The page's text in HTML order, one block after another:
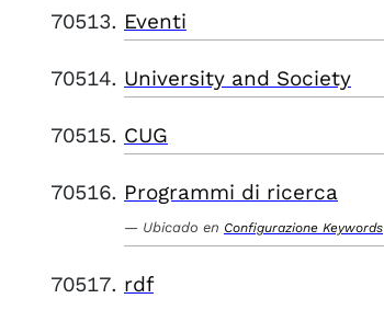
Eventi
University and Society
CUG
Programmi di ricerca
Ubicado en Configurazione Keywords
rdf